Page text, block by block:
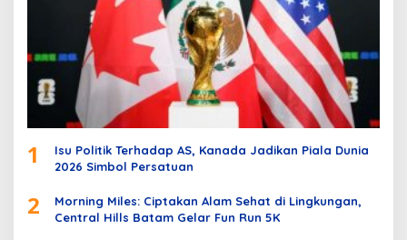
1
Isu Politik Terhadap AS, Kanada Jadikan Piala Dunia
2026 Simbol Persatuan
2
Morning Miles: Ciptakan Alam Sehat di Lingkungan,
Central Hills Batam Gelar Fun Run 5K